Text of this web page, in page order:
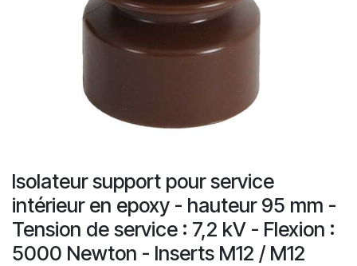
Isolateur support pour service
intérieur en epoxy - hauteur 95 mm -
Tension de service : 7,2 kV - Flexion :
5000 Newton - Inserts M12 / M12